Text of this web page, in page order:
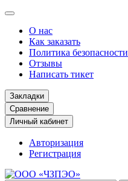
О нас
Как заказать
Политика безопасности
Отзывы
Написать тикет
Закладки
Сравнение
Личный кабинет
Авторизация
Регистрация